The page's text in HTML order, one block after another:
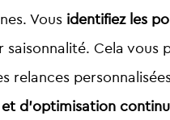
Vous identifiez les
Cela vous
relances
et d’optimisation